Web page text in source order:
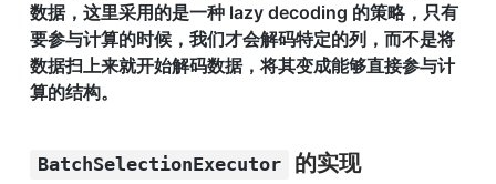
数据，这里采用的是一种 lazy decoding 的策略，只有
要参与计算的时候，我们才会解码特定的列，而不是将
数据扫上来就开始解码数据，将其变成能够直接参与计
算的结构。
BatchSelectionExecutor 的实现